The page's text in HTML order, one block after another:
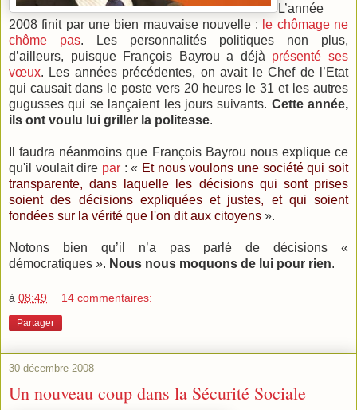
L’année
2008 finit par une bien mauvaise nouvelle : le chômage ne
chôme pas. Les personnalités politiques non plus,
d’ailleurs, puisque François Bayrou a déjà présenté ses
vœux. Les années précédentes, on avait le Chef de l’Etat
qui causait dans le poste vers 20 heures le 31 et les autres
gugusses qui se lançaient les jours suivants. Cette année,
ils ont voulu lui griller la politesse.
Il faudra néanmoins que François Bayrou nous explique ce
qu'il voulait dire par : « Et nous voulons une société qui soit
transparente, dans laquelle les décisions qui sont prises
soient des décisions expliquées et justes, et qui soient
fondées sur la vérité que l'on dit aux citoyens ».
Notons bien qu’il n’a pas parlé de décisions «
démocratiques ». Nous nous moquons de lui pour rien.
à 08:49 14 commentaires:
Partager
30 décembre 2008
Un nouveau coup dans la Sécurité Sociale